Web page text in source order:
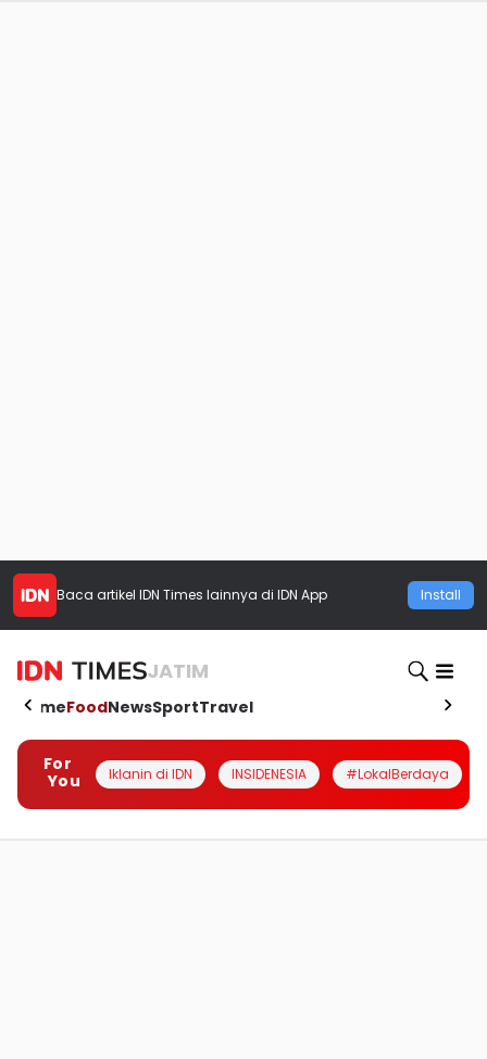
Baca artikel IDN Times lainnya di IDN App Install
JATIM
HomeFoodNewsSportTravel
For
You
Iklanin di IDN INSIDENESIA #LokalBerdaya